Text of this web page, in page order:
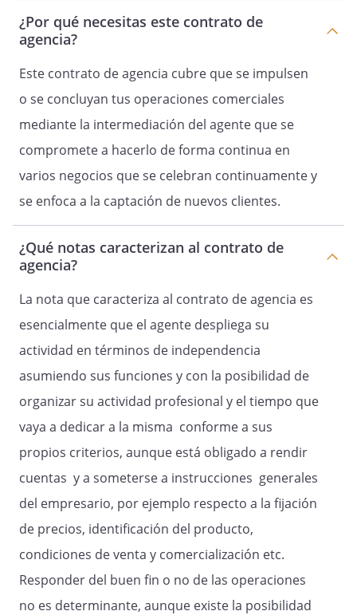
Remuneración del agente
8.
El agente percibirá una retribución fija de
€, como precio por la
actividad que desarrolla, que deberá ser
pagada por el empresario por meses
adelantados, a contar desde la fecha del
primeros días de cada mes. Estas
cantidades se revisarán anualmente.
Liquidación
9. Mensualmente, el agente llevará a cabo
la liquidación de los productos realmente
vendidos y entregados a los
compradores, devolviendo al empresario
para sí del precio de los mismos la
comisión pactada por venta de
productos. No obstante, después de cada
operación, el Agente entregará al
empresario la oportuna nota de abono
de cada operación realizada.
¿Por qué necesitas este contrato de
agencia?
Este contrato de agencia cubre que se impulsen
o se concluyan tus operaciones comerciales
mediante la intermediación del agente que se
compromete a hacerlo de forma continua en
varios negocios que se celebran continuamente y
se enfoca a la captación de nuevos clientes.
¿Qué notas caracterizan al contrato de
agencia?
La nota que caracteriza al contrato de agencia es
esencialmente que el agente despliega su
actividad en términos de independencia
asumiendo sus funciones y con la posibilidad de
organizar su actividad profesional y el tiempo que
vaya a dedicar a la misma conforme a sus
propios criterios, aunque está obligado a rendir
cuentas y a someterse a instrucciones generales
del empresario, por ejemplo respecto a la fijación
de precios, identificación del producto,
condiciones de venta y comercialización etc.
Responder del buen fin o no de las operaciones
no es determinante, aunque existe la posibilidad